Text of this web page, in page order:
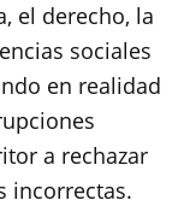
el derecho, la
sociales
en realidad
a rechazar
incorrectas.